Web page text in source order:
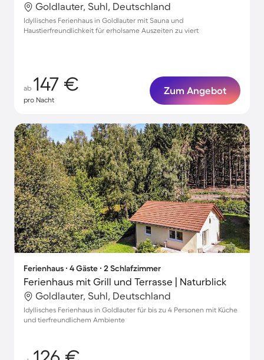
Goldlauter, Suhl, Deutschland
Idyllisches Ferienhaus in Goldlauter mit Sauna und
Haustierfreundlichkeit für erholsame Auszeiten zu viert
ab 147 €
pro Nacht
Zum Angebot
Ferienhaus ∙ 4 Gäste ∙ 2 Schlafzimmer
Ferienhaus mit Grill und Terrasse | Naturblick
Goldlauter, Suhl, Deutschland
Idyllisches Ferienhaus in Goldlauter für bis zu 4 Personen mit Küche
und tierfreundlichem Ambiente